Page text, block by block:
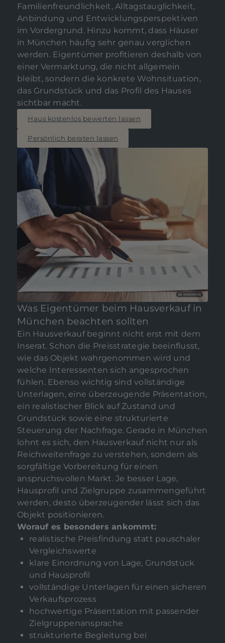
Familienfreundlichkeit, Alltagstauglichkeit,
Anbindung und Entwicklungsperspektiven
im Vordergrund. Hinzu kommt, dass Häuser
in München häufig sehr genau verglichen
werden. Eigentümer profitieren deshalb von
einer Vermarktung, die nicht allgemein
bleibt, sondern die konkrete Wohnsituation,
das Grundstück und das Profil des Hauses
sichtbar macht.
Haus kostenlos bewerten lassen
Persönlich beraten lassen
Was Eigentümer beim Hausverkauf in
München beachten sollten
Ein Hausverkauf beginnt nicht erst mit dem
Inserat. Schon die Preisstrategie beeinflusst,
wie das Objekt wahrgenommen wird und
welche Interessenten sich angesprochen
fühlen. Ebenso wichtig sind vollständige
Unterlagen, eine überzeugende Präsentation,
ein realistischer Blick auf Zustand und
Grundstück sowie eine strukturierte
Steuerung der Nachfrage. Gerade in München
lohnt es sich, den Hausverkauf nicht nur als
Reichweitenfrage zu verstehen, sondern als
sorgfältige Vorbereitung für einen
anspruchsvollen Markt. Je besser Lage,
Hausprofil und Zielgruppe zusammengeführt
werden, desto überzeugender lässt sich das
Objekt positionieren.
Worauf es besonders ankommt:
realistische Preisfindung statt pauschaler
Vergleichswerte
klare Einordnung von Lage, Grundstück
und Hausprofil
vollständige Unterlagen für einen sicheren
Verkaufsprozess
hochwertige Präsentation mit passender
Zielgruppenansprache
strukturierte Begleitung bei